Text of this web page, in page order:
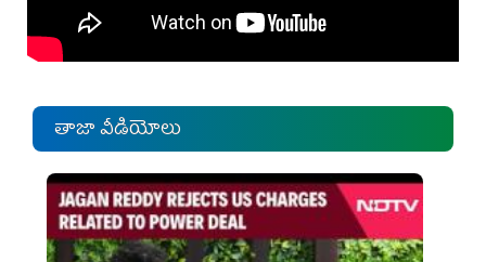
తాజా వీడియోలు